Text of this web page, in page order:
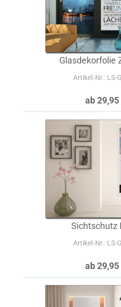
Glasdekorfolie
Artikel‑Nr.: LS-
ab 29,95
Sichtschutz
Artikel‑Nr.: LS-
ab 29,95